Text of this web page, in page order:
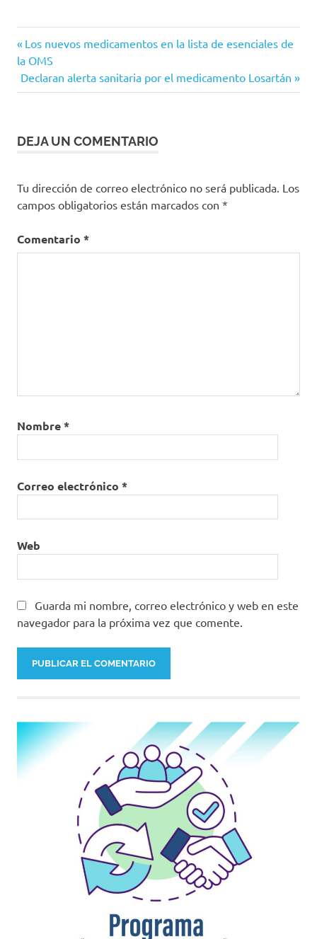
COVID-
19
Ministerio
Navegación
de
Entrada
anterior:
Los nuevos medicamentos en la lista de esenciales de
la OMS
Siguiente
entrada:
Declaran alerta sanitaria por el medicamento Losartán
DEJA UN COMENTARIO
Tu dirección de correo electrónico no será publicada. Los
campos obligatorios están marcados con *
Comentario *
Nombre*
Correo electrónico *
Web
Guarda mi nombre, correo electrónico y web en este
navegador para la próxima vez que comente.